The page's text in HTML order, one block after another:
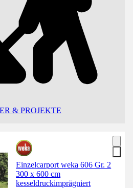
& PROJEKTE
Einzelcarport weka 606 Gr. 2
300 x 600 cm
kesseldruckimprägniert